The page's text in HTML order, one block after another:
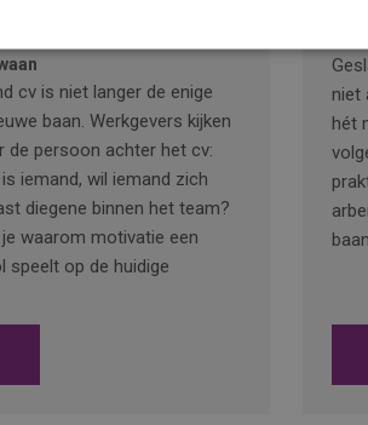
cv is niet langer de enige
baan. Werkgevers kijken
de persoon achter het cv:
iemand, wil iemand zich
diegene binnen het team?
waarom motivatie een
speelt op de huidige
niet
hét